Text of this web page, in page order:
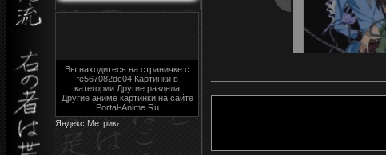
Вы находитесь на страничке с
fe567082dc04 Картинки в
категории Другие раздела
Другие аниме картинки на сайте
Portal-Anime.Ru